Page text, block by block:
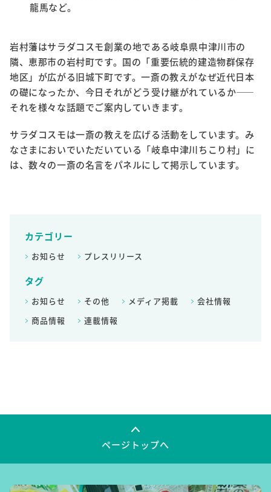
カテゴリー
お知らせ プレスリリース
タグ
お知らせ その他 メディア掲載
会社情報
商品情報
連載情報
龍馬など。
岩村藩はサラダコスモ創業の地である岐阜県中津川市の
隣、恵那市の岩村町です。国の「重要伝統的建造物群保存
地区」が広がる旧城下町です。一斎の教えがなぜ近代日本
の礎になったか、今日それがどう受け継がれているか――
それを様々な話題でご案内していきます。
サラダコスモは一斎の教えを広げる活動をしています。み
なさまにおいでいただいている「岐阜中津川ちこり村」に
は、数々の一斎の名言をパネルにして掲示しています。
ページトップへ